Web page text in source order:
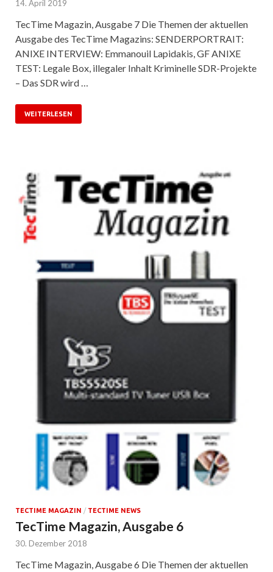
14. April 2019
TecTime Magazin, Ausgabe 7 Die Themen der aktuellen
Ausgabe des TecTime Magazins: SENDERPORTRAIT:
ANIXE INTERVIEW: Emmanouil Lapidakis, GF ANIXE
TEST: Legale Box, illegaler Inhalt Kriminelle SDR-Projekte
– Das SDR wird …
WEITERLESEN
TECTIME MAGAZIN / TECTIME NEWS
TecTime Magazin, Ausgabe 6
30. Dezember 2018
TecTime Magazin, Ausgabe 6 Die Themen der aktuellen